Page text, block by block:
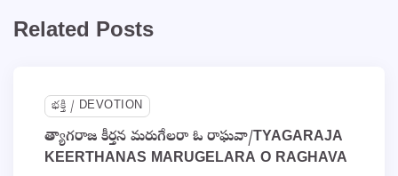
Related Posts
భక్తి / DEVOTION
త్యాగరాజ కీర్తన మరుగేలరా ఓ రాఘవా/TYAGARAJA
KEERTHANAS MARUGELARA O RAGHAVA